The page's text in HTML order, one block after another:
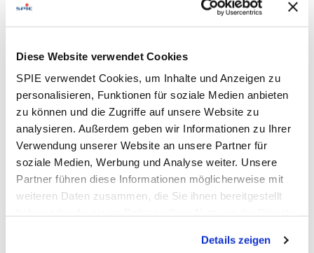
Diese Website verwendet Cookies
SPIE verwendet Cookies, um Inhalte und Anzeigen zu
personalisieren, Funktionen für soziale Medien anbieten
zu können und die Zugriffe auf unsere Website zu
analysieren. Außerdem geben wir Informationen zu Ihrer
Verwendung unserer Website an unsere Partner für
soziale Medien, Werbung und Analyse weiter. Unsere
Partner führen diese Informationen möglicherweise mit
weiteren Daten zusammen, die Sie ihnen bereitgestellt
Verarbeitung Ihrer Daten in den USA ein. Alle weiteren
Details zeigen
UK.
Nachwuchstalenten sowie die Stärkung von Frauen in der
Belegschaft. Beides mit Erfolg: Derzeit sind ungefähr 16%
aller Neueinstellungen Frauen, während es noch vor drei
Jahren 10% waren. Allein in Deutschland wurden im
vergangenen Sommer zum Start des neuen
Ausbildungsjahres 278 Ausbildungsstellen in 31
Ausbildungsberufen besetzt. Die Zahl der
Ausbildungsanfängerinnen und -anfänger konnte damit
gegenüber dem Vorjahr um 56% deutlich gesteigert